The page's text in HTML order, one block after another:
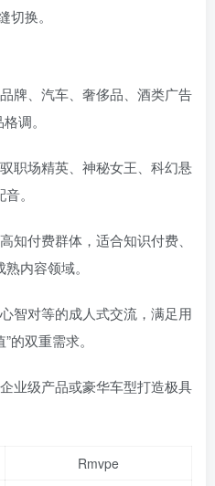
切换。
牌、汽车、奢侈品、酒类广告
调。
职场精英、神秘女王、科幻悬
。
知付费群体，适合知识付费、
内容领域。
智对等的成人式交流，满足用
的双重需求。
业级产品或豪华车型打造极具
Rmvpe